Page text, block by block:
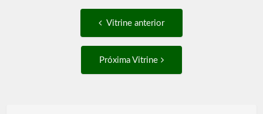
navigation
Vitrine anterior
Próxima Vitrine